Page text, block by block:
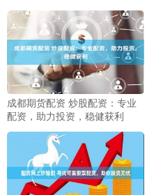
成都期货配资 炒股配资：专业
配资，助力投资，稳健获利